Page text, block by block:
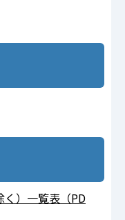
）一覧表（PD